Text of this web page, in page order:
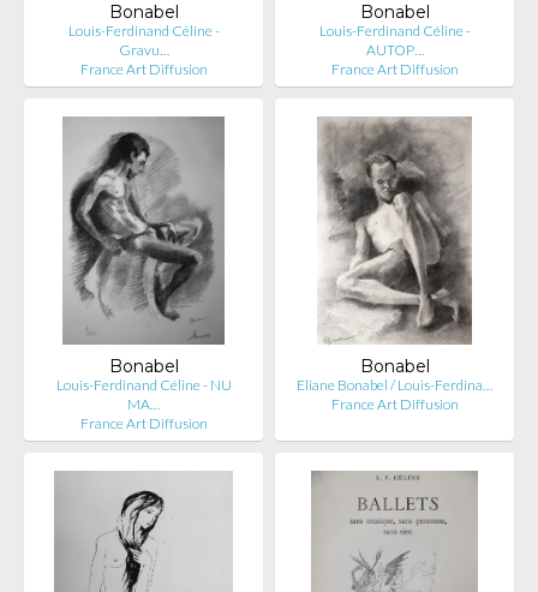
Bonabel
Louis-Ferdinand Céline -
Gravu…
France Art Diffusion
Bonabel
Louis-Ferdinand Céline -
AUTOP…
France Art Diffusion
Bonabel
Louis-Ferdinand Céline - NU
MA…
France Art Diffusion
Bonabel
Eliane Bonabel / Louis-Ferdina…
France Art Diffusion